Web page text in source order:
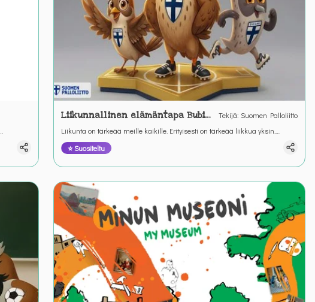
Liikunnallinen elämäntapa Bubin
ja Helmin kanssa
Tekijä: Suomen Palloliitto
Liikunta on tärkeää meille kaikille. Erityisesti on tärkeää liikkua yksin.
Liikunta on yhdessä tekemistä ja olemista. Liikuntaa saamme leikkien ja
pelaten koulussa, kotona pihoilla ja kentillä.
⭐ Suositeltu